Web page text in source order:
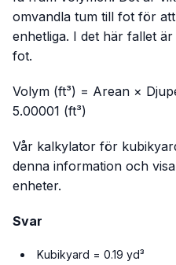
omvandla tum till fot för
enhetliga. I det här fallet
fot.
Volym (ft³) = Arean ×
5.00001 (ft³)
Vår kalkylator för
denna information och
enheter.
Svar
Kubikyard = 0.19 yd³